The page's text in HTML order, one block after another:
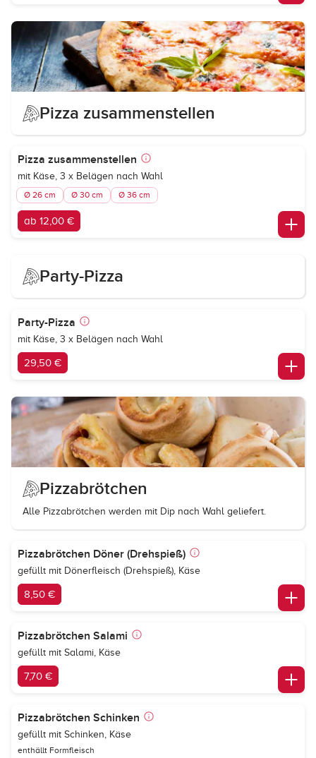
Pizza zusammenstellen
Pizza zusammenstellen
mit Käse, 3 x Belägen nach Wahl
Ø 26 cm Ø 30 cm Ø 36 cm
ab 12,00 €
Party-Pizza
Party-Pizza
mit Käse, 3 x Belägen nach Wahl
29,50 €
Pizzabrötchen
Alle Pizzabrötchen werden mit Dip nach Wahl geliefert.
Pizzabrötchen Döner (Drehspieß)
gefüllt mit Dönerfleisch (Drehspieß), Käse
8,50 €
Pizzabrötchen Salami
gefüllt mit Salami, Käse
7,70 €
Pizzabrötchen Schinken
gefüllt mit Schinken, Käse
enthällt Formfleisch